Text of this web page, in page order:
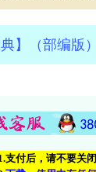
典】（部编
支付后，请不要关